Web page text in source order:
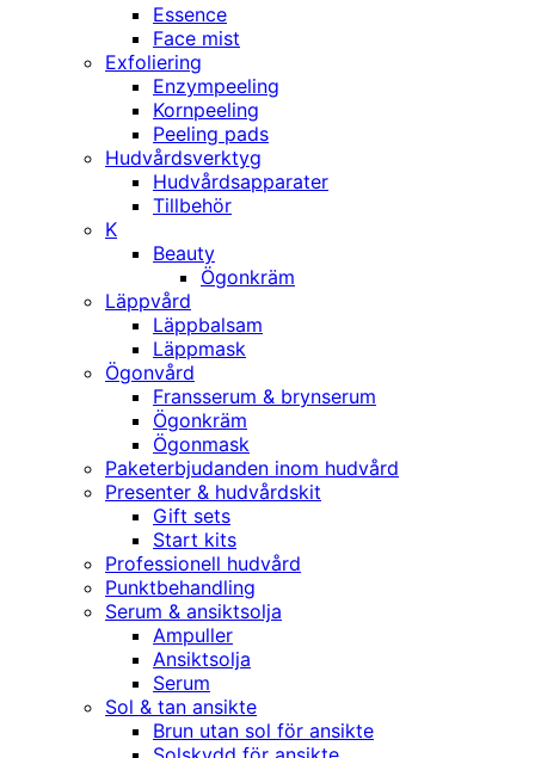
Essence
Face mist
Exfoliering
Enzympeeling
Kornpeeling
Peeling pads
Hudvårdsverktyg
Hudvårdsapparater
Tillbehör
K
Beauty
Ögonkräm
Läppvård
Läppbalsam
Läppmask
Ögonvård
Fransserum & brynserum
Ögonkräm
Ögonmask
Paketerbjudanden inom hudvård
Presenter & hudvårdskit
Gift sets
Start kits
Professionell hudvård
Punktbehandling
Serum & ansiktsolja
Ampuller
Ansiktsolja
Serum
Sol & tan ansikte
Brun utan sol för ansikte